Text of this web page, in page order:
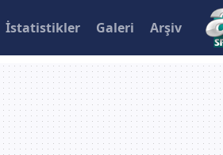
İstatistikler Galeri Arşiv